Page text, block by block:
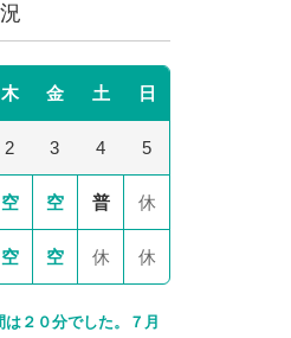
木 金 土 日
2 3 4 5
空 空 普 休
空 空 休 休
２０分でした。７月